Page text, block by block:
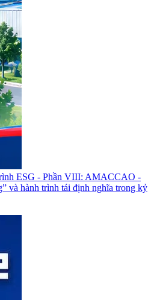
ESG - Phần VIII: AMACCAO -
và hành trình tái định nghĩa trong kỷ